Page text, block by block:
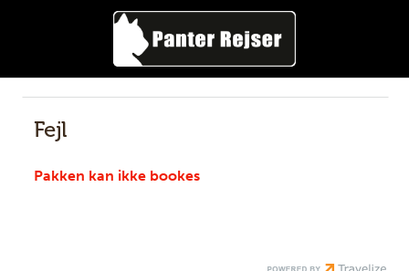
Fejl
Pakken kan ikke bookes